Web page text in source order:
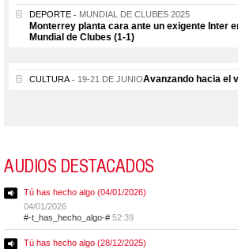
DEPORTE MUNDIAL DE CLUBES 2025
Monterrey planta cara ante un exigente Inter
Mundial de Clubes (1-1)
CULTURA 19-21 DE JUNIOAvanzando hacia el
AUDIOS DESTACADOS
Tú has hecho algo (04/01/2026)
04/01/2026
#-t_has_hecho_algo-# 52:39
Tú has hecho algo (28/12/2025)